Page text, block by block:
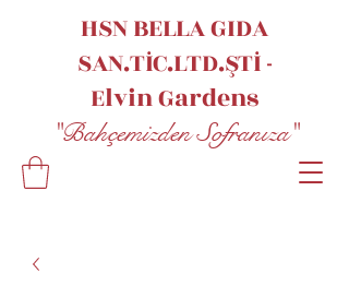
HSN BELLA GIDA
SAN.TİC.LTD.ŞTİ -
ElvinGardens
"Bahçemizden Sofranıza"